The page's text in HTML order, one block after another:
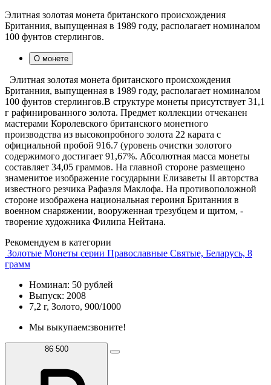
Элитная золотая монета британского происхождения
Британния, выпущенная в 1989 году, располагает номиналом
100 фунтов стерлингов.
О монете
Элитная золотая монета британского происхождения
Британния, выпущенная в 1989 году, располагает номиналом
100 фунтов стерлингов.В структуре монеты присутствует 31,1
г рафинированного золота. Предмет коллекции отчеканен
мастерами Королевского британского монетного
производства из высокопробного золота 22 карата с
официальной пробой 916.7 (уровень очистки золотого
содержимого достигает 91,67%. Абсолютная масса монеты
составляет 34,05 граммов. На главной стороне размещено
знаменитое изображение государыни Елизаветы II авторства
известного резчика Рафаэля Маклофа. На противоположной
стороне изображена национальная героиня Британния в
военном снаряжении, вооруженная трезубцем и щитом, -
творение художника Филипа Нейтана.
Рекомендуем в категории
Золотые Монеты серии Православные Святые, Беларусь, 8
грамм
Номинал: 50 рублей
Выпуск: 2008
7,2 г, Золото, 900/1000
Мы выкупаем:звоните!
86 500